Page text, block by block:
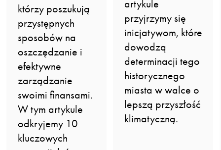
którzy poszukują
przystępnych
sposobów na
oszczędzanie i
efektywne
zarządzanie
swoimi finansami.
W tym artykule
odkryjemy 10
kluczowych
artykule
przyjrzymy się
inicjatywom, które
dowodzą
determinacji tego
historycznego
miasta w walce o
lepszą przyszłość
klimatyczną.